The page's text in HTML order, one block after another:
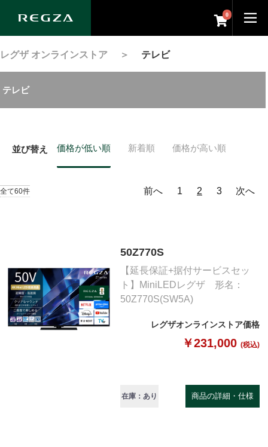
0
レグザ オンラインストア ＞ テレビ
テレビ
並び替え 価格が低い順 新着順 価格が高い順
全て60件 前へ 1 2 3 次へ
50Z770S
【延長保証+据付サービスセッ
ト】MiniLEDレグザ 形名：
50Z770S(SW5A)
レグザオンラインストア価格
￥231,000 (税込)
在庫：あり 商品の詳細・仕様